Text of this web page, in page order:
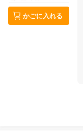
かごに入れる